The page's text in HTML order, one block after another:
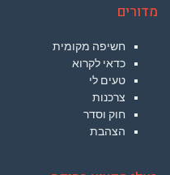
מדורים
חשיפה מקומית
כדאי לקרוא
טעים לי
צרכנות
חוק וסדר
הצהבת